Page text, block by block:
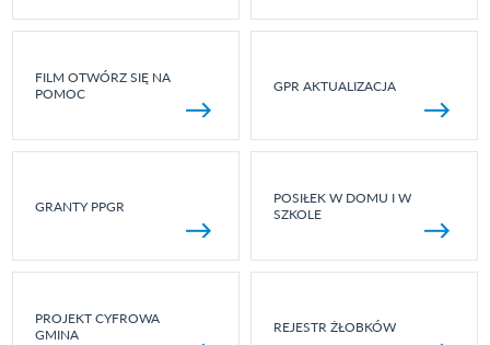
FILM OTWÓRZ SIĘ NA
POMOC
GPR AKTUALIZACJA
GRANTY PPGR
POSIŁEK W DOMU I W
SZKOLE
PROJEKT CYFROWA
GMINA
REJESTR ŻŁOBKÓW